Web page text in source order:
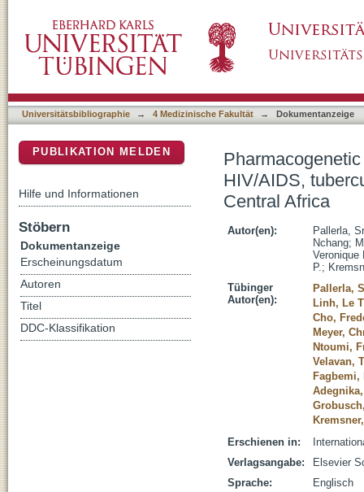
malaria in Congolese populations of Central
Universitätsbibliographie → 4 Medizinische Fakultät → Dokumentanzeige
HIV/AIDS,
Central Africa
Autor(en):
Pallerla,
Nchang;
Veronique
P.;
Tübinger
Autor(en):
Pallerla,
Linh, Le
Cho,
Meyer,
Ntoumi,
Velavan,
Fagbemi,
Erschienen in:
Verlagsangabe:
Elsevier
Sprache:
Englisch
PUBLIKATION MELDEN
Hilfe und Informationen
Stöbern
Dokumentanzeige
Erscheinungsdatum
Autoren
Titel
DDC-Klassifikation